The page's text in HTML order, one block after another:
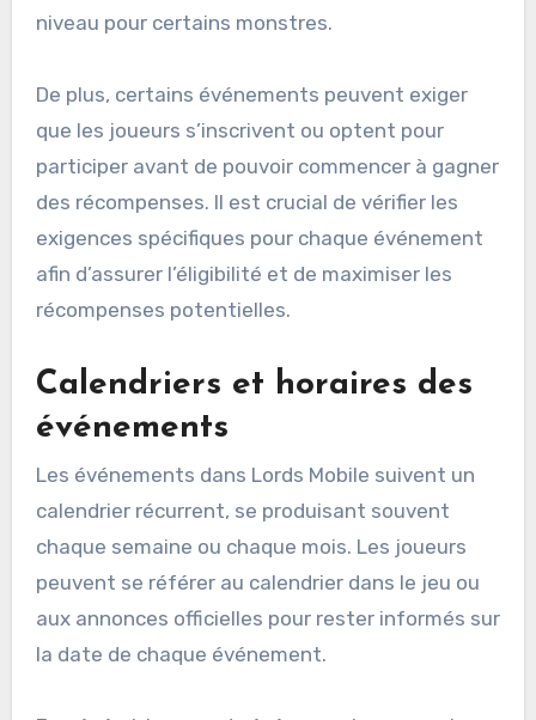
niveau pour certains monstres.
De plus, certains événements peuvent exiger
que les joueurs s’inscrivent ou optent pour
participer avant de pouvoir commencer à gagner
des récompenses. Il est crucial de vérifier les
exigences spécifiques pour chaque événement
afin d’assurer l’éligibilité et de maximiser les
récompenses potentielles.
Calendriers et horaires des
événements
Les événements dans Lords Mobile suivent un
calendrier récurrent, se produisant souvent
chaque semaine ou chaque mois. Les joueurs
peuvent se référer au calendrier dans le jeu ou
aux annonces officielles pour rester informés sur
la date de chaque événement.